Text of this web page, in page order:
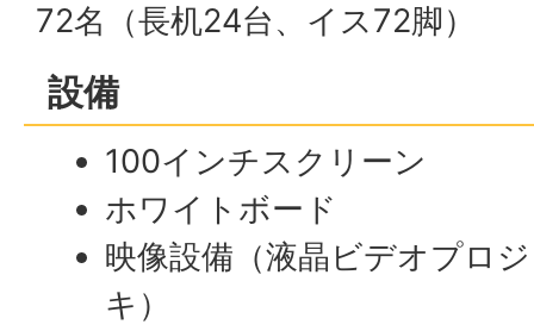
72名（長机24台、イス72脚）
設備
100インチスクリーン
ホワイトボード
映像設備（液晶ビデオプロ
キ）